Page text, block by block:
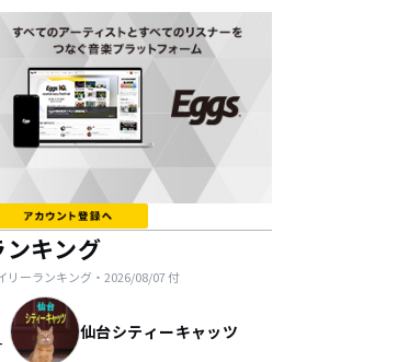
ンキング
リーランキング・ 2026/08/07付
仙台シティーキャッツ